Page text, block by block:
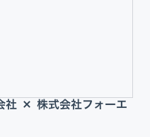
社 × 株式会社フォーエ